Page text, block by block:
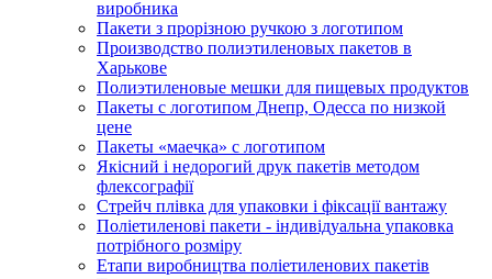
виробника
Пакети з прорізною ручкою з логотипом
Производство полиэтиленовых пакетов в
Харькове
Полиэтиленовые мешки для пищевых продуктов
Пакеты с логотипом Днепр, Одесса по низкой
цене
Пакеты «маечка» с логотипом
Якісний і недорогий друк пакетів методом
флексографії
Стрейч плівка для упаковки і фіксації вантажу
Поліетиленові пакети - індивідуальна упаковка
потрібного розміру
Етапи виробництва поліетиленових пакетів